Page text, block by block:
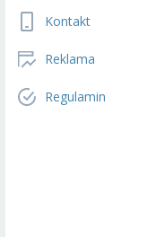
Kontakt
Reklama
Regulamin